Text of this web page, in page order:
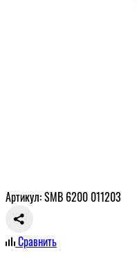
Артикул: SMB 6200 011203
Сравнить